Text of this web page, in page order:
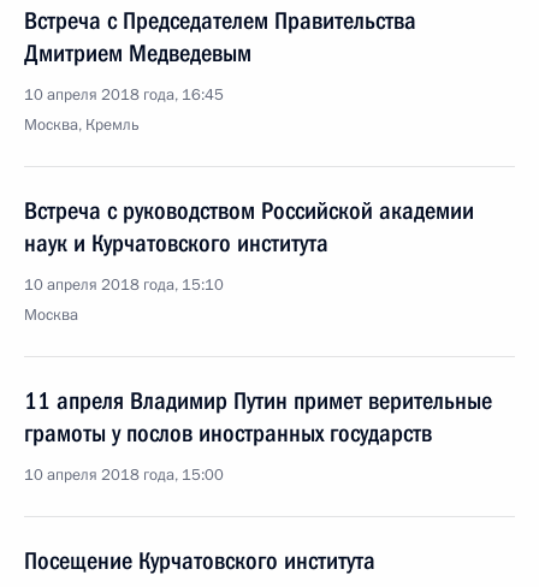
Встреча с Председателем Правительства
Дмитрием Медведевым
10 апреля 2018 года, 16:45
Москва, Кремль
Встреча с руководством Российской академии
наук и Курчатовского института
10 апреля 2018 года, 15:10
Москва
11 апреля Владимир Путин примет верительные
грамоты у послов иностранных государств
10 апреля 2018 года, 15:00
Посещение Курчатовского института